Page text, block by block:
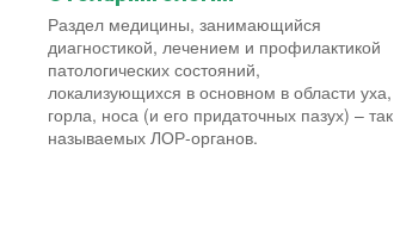
Раздел медицины, занимающийся
диагностикой, лечением и профилактикой
патологических состояний,
локализующихся в основном в области уха,
горла, носа (и его придаточных пазух) – так
называемых ЛОР-органов.